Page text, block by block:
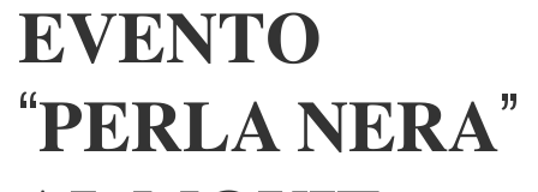
𝐄𝐕𝐄𝐍𝐓𝐎
“𝐏𝐄𝐑𝐋𝐀 𝐍𝐄𝐑𝐀”